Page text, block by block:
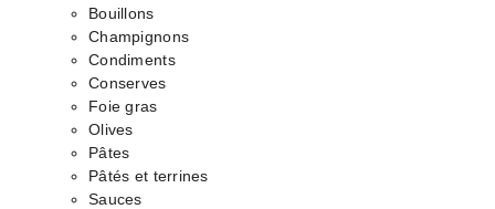
Bouillons
Champignons
Condiments
Conserves
Foie gras
Olives
Pâtes
Pâtés et terrines
Sauces